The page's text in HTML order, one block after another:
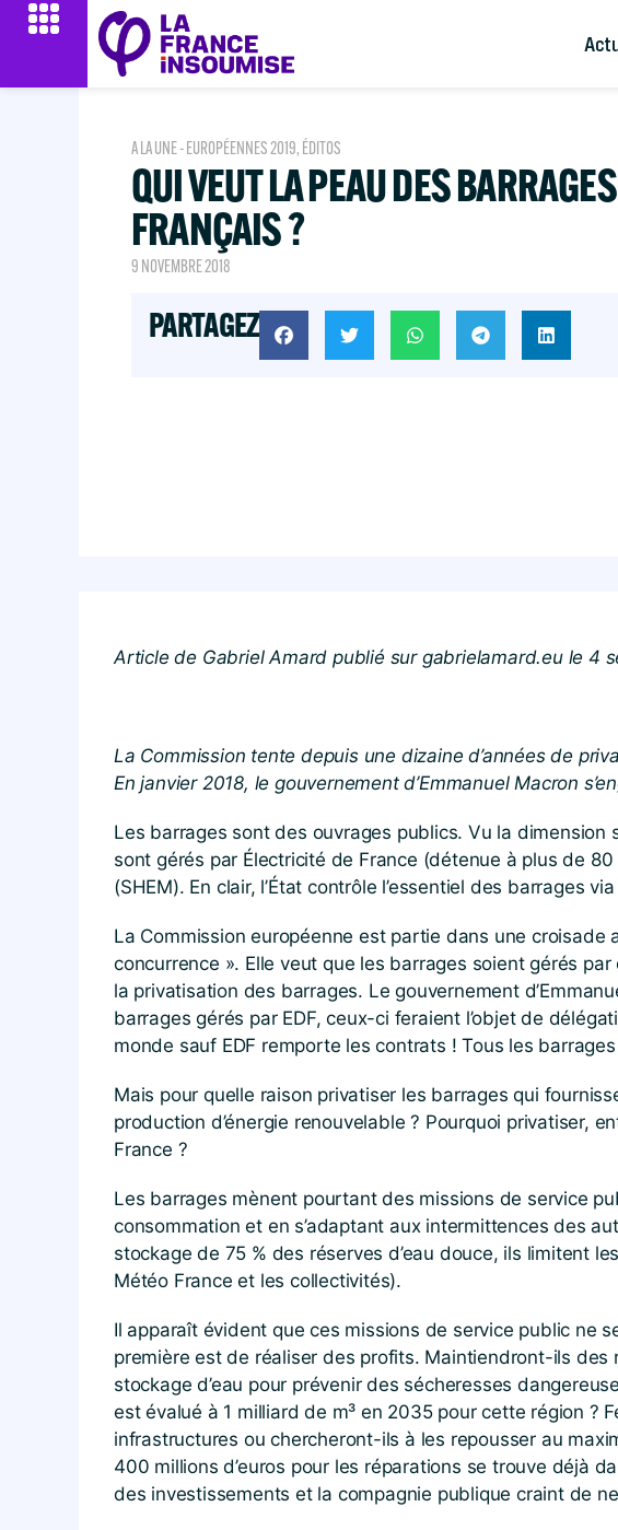
A LA UNE - EUROPÉENNES 2019, ÉDITOS
QUI VEUT LA PEAU DES BARRAGES
FRANÇAIS ?
9 NOVEMBRE 2018
PARTAGEZ
Article de Gabriel Amard publié sur gabrielamard​.eu le 4
La Commission tente depuis une dizaine d’années de
En janvier 2018, le gouvernement d’Emmanuel Macron
Les barrages sont des ouvrages publics. Vu la
sont gérés par Électricité de France (détenue à plus de
(SHEM). En clair, l’État contrôle l’essentiel des barrages via
La Commission européenne est partie dans une
concurrence ». Elle veut que les barrages soient gérés
la privatisation des barrages. Le gouvernement
barrages gérés par EDF, ceux-ci feraient l’objet de
monde sauf EDF remporte les contrats ! Tous les
Mais pour quelle raison privatiser les barrages qui
production d’énergie renouvelable ? Pourquoi privatiser,
France ?
Les barrages mènent pourtant des missions de service
consommation et en s’adaptant aux intermittences des
stockage de 75 % des réserves d’eau douce, ils limitent
Météo France et les collectivités).
Il apparaît évident que ces missions de service public ne
première est de réaliser des profits. Maintiendront-ils
stockage d’eau pour prévenir des sécheresses
est évalué à 1 milliard de m³ en 2035 pour cette région ?
infrastructures ou chercheront-ils à les repousser au
400 millions d’euros pour les réparations se trouve déjà
des investissements et la compagnie publique craint de